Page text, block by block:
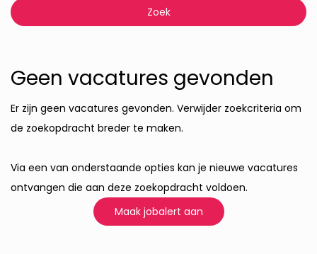
Geen vacatures gevonden
Er zijn geen vacatures gevonden. Verwijder zoekcriteria om
de zoekopdracht breder te maken.
Via een van onderstaande opties kan je nieuwe vacatures
ontvangen die aan deze zoekopdracht voldoen.
Maak jobalert aan